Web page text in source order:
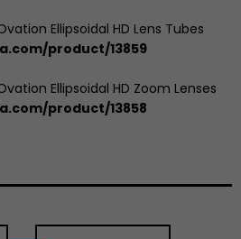
Ellipsoidal HD Lens Tubes
product/13859
Ellipsoidal HD Zoom Lenses
product/13858